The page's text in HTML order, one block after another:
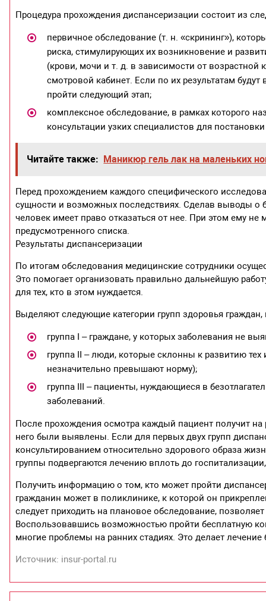
Процедура прохождения диспансеризации состоит из
первичное обследование (т. н. «скрининг»),
риска, стимулирующих их возникновение и
(крови, мочи и т. д. в зависимости от возрастной
смотровой кабинет. Если по их результатам
пройти следующий этап;
комплексное обследование, в рамках которого
консультации узких специалистов для
Читайте также: Маникюр гель лак на маленьких
Перед прохождением каждого специфического
сущности и возможных последствиях. Сделав выводы о
человек имеет право отказаться от нее. При этом ему
предусмотренного списка.
Результаты диспансеризации
По итогам обследования медицинские сотрудники
Это помогает организовать правильно дальнейшую
для тех, кто в этом нуждается.
Выделяют следующие категории групп здоровья
группа І – граждане, у которых заболевания не
группа ІІ – люди, которые склонны к развитию
незначительно превышают норму);
группа ІІІ – пациенты, нуждающиеся в
заболеваний.
После прохождения осмотра каждый пациент получит
него были выявлены. Если для первых двух групп
консультированием относительно здорового образа
группы подвергаются лечению вплоть до
Получить информацию о том, кто может пройти
гражданин может в поликлинике, к которой он
следует приходить на плановое обследование,
Воспользовавшись возможностью пройти бесплатную
многие проблемы на ранних стадиях. Это делает
Источник: insur-portal.ru